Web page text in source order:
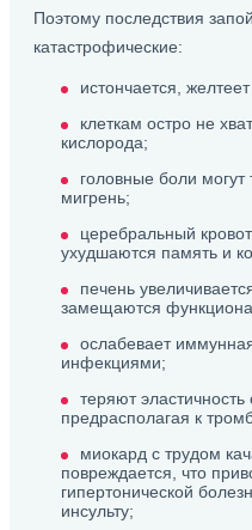
Поэтому последствия
катастрофические:
истончается,
клеткам остро не
кислорода;
головные боли
мигрень;
церебральный
ухудшаются память и
печень
замещаются
ослабевает
инфекциями;
теряют эластичность
предрасполагая к
миокард с трудом
повреждается, что
гипертонической
инсульту;